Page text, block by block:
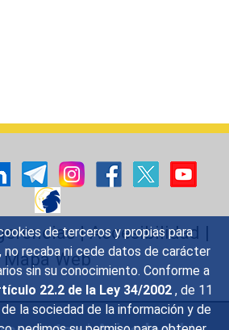
de terceros y propias para
no recaba ni cede datos de carácter
sin su conocimiento. Conforme a
22.2 de la Ley 34/2002 , de 11
la sociedad de la información y de
|Accesibilidad |
Mapa Web